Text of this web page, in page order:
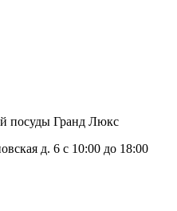
посуды Гранд Люкс
д. 6 с 10:00 до 18:00